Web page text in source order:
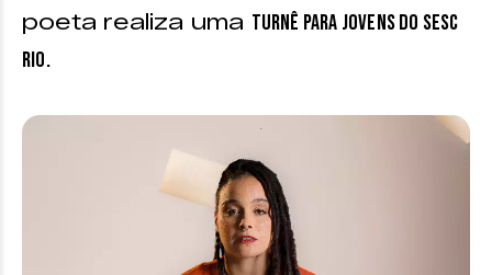
poeta realiza uma turnê para jovens do Sesc
Rio.